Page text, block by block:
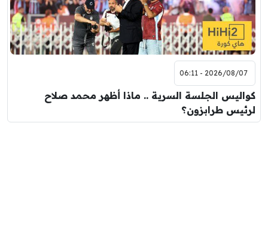
2026/08/07 - 06:11
كواليس الجلسة السرية .. ماذا أظهر محمد صلاح
لرئيس طرابزون؟